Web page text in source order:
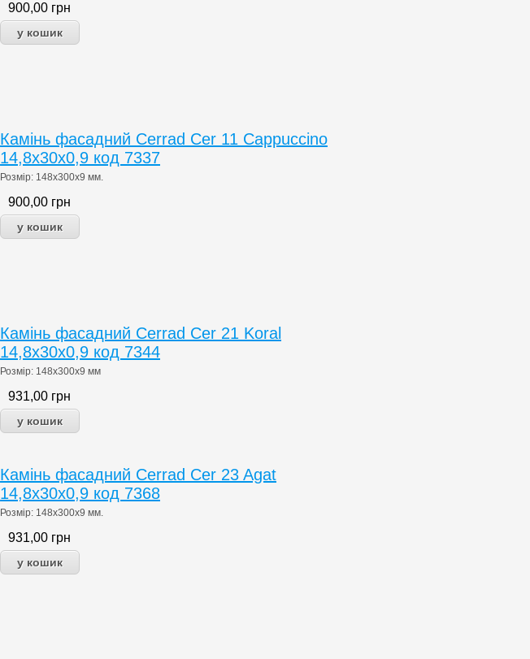
900,00 грн
Камінь фасадний Cerrad Cer 11 Cappuccino
14,8x30x0,9 код 7337
Розмір: 148x300x9 мм.
900,00 грн
Камінь фасадний Cerrad Cer 21 Koral
14,8x30x0,9 код 7344
Розмір: 148x300x9 мм
931,00 грн
Камінь фасадний Cerrad Cer 23 Agat
14,8x30x0,9 код 7368
Розмір: 148x300x9 мм.
931,00 грн